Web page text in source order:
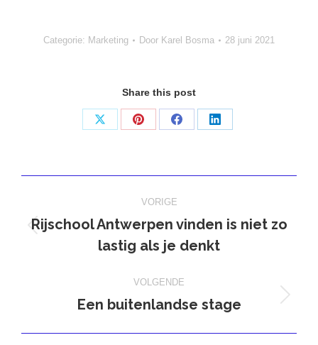
Categorie: Marketing Door Karel Bosma 28 juni 2021
Share this post
Deel
Deel
Deel
Deel
navigatie
VORIGE
bericht
Rijschool Antwerpen vinden is niet zo
lastig als je denkt
VOLGENDE
Volgend
Een buitenlandse stage